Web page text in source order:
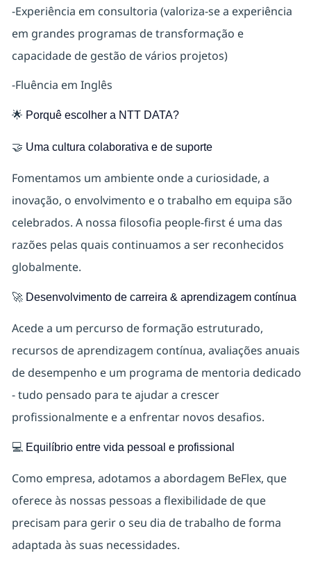
-Experiência em consultoria (valoriza-se a experiência
em grandes programas de transformação e
capacidade de gestão de vários projetos)
-Fluência em Inglês
🌟 Porquê escolher a NTT DATA?
🤝 Uma cultura colaborativa e de suporte
Fomentamos um ambiente onde a curiosidade, a
inovação, o envolvimento e o trabalho em equipa são
celebrados. A nossa filosofia people-first é uma das
razões pelas quais continuamos a ser reconhecidos
globalmente.
🚀 Desenvolvimento de carreira & aprendizagem contínua
Acede a um percurso de formação estruturado,
recursos de aprendizagem contínua, avaliações anuais
de desempenho e um programa de mentoria dedicado
- tudo pensado para te ajudar a crescer
profissionalmente e a enfrentar novos desafios.
💻 Equilíbrio entre vida pessoal e profissional
Como empresa, adotamos a abordagem BeFlex, que
oferece às nossas pessoas a flexibilidade de que
precisam para gerir o seu dia de trabalho de forma
adaptada às suas necessidades.